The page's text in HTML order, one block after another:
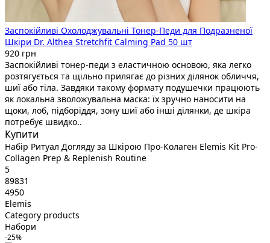
Заспокійливі Охолоджувальні Тонер-Педи для Подразненої
Шкіри Dr. Althea Stretchfit Calming Pad 50 шт
920 грн
Заспокійливі тонер-педи з еластичною основою, яка легко
розтягується та щільно прилягає до різних ділянок обличчя,
шиї або тіла. Завдяки такому формату подушечки працюють
як локальна зволожувальна маска: їх зручно наносити на
щоки, лоб, підборіддя, зону шиї або інші ділянки, де шкіра
потребує швидко..
Купити
Набір Ритуал Догляду за Шкірою Про-Колаген Elemis Kit Pro-
Collagen Prep & Replenish Routine
5
89831
4950
Elemis
Category products
Набори
-25%